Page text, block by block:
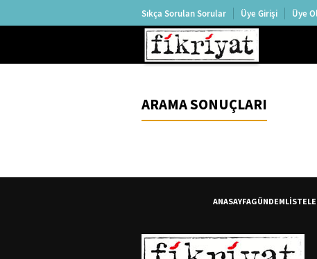
Sıkça Sorulan Sorular Üye Girişi Üye Ol
ARAMA SONUÇLARI
ANASAYFAGÜNDEM